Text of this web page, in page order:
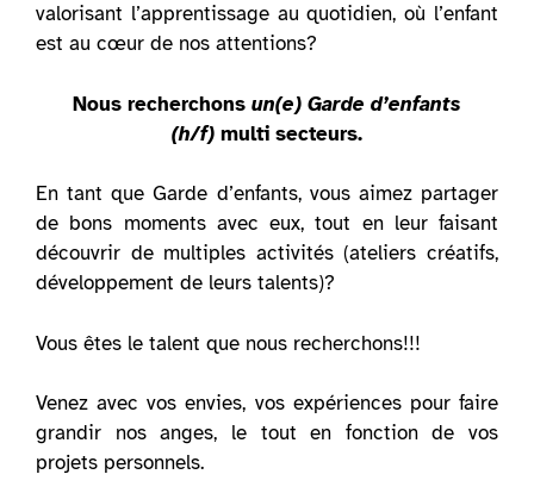
valorisant l’apprentissage au quotidien, où l’enfant
est au cœur de nos attentions?
Nous recherchons un(e) Garde d’enfants
(h/f) multi secteurs.
En tant que Garde d’enfants, vous aimez partager
de bons moments avec eux, tout en leur faisant
découvrir de multiples activités (ateliers créatifs,
développement de leurs talents)?
Vous êtes le talent que nous recherchons!!!
Venez avec vos envies, vos expériences pour faire
grandir nos anges, le tout en fonction de vos
projets personnels.